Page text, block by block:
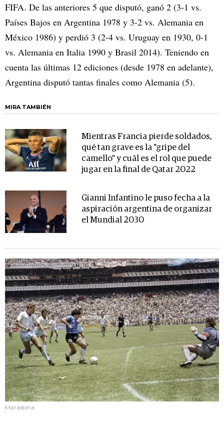
FIFA. De las anteriores 5 que disputó, ganó 2 (3-1 vs.
Países Bajos en Argentina 1978 y 3-2 vs. Alemania en
México 1986) y perdió 3 (2-4 vs. Uruguay en 1930, 0-1
vs. Alemania en Italia 1990 y Brasil 2014). Teniendo en
cuenta las últimas 12 ediciones (desde 1978 en adelante),
Argentina disputó tantas finales como Alemania (5).
MIRA TAMBIÉN
Mientras Francia pierde soldados,
qué tan grave es la "gripe del
camello" y cuál es el rol que puede
jugar en la final de Qatar 2022
Gianni Infantino le puso fecha a la
aspiración argentina de organizar
el Mundial 2030
Maradona